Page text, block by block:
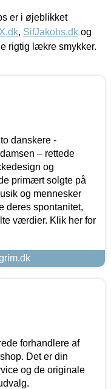
er i øjeblikket
, SifJakobs.dk og
rigtig lækre smykker.
danskere -
– rettede
og
primært solgte på
og mennesker
deres spontanitet,
værdier. Klik her for
forhandlere af
Det er din
og de originale